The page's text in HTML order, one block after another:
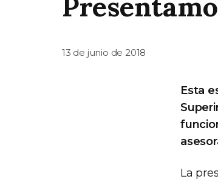
13 de junio de 2018
Esta
La